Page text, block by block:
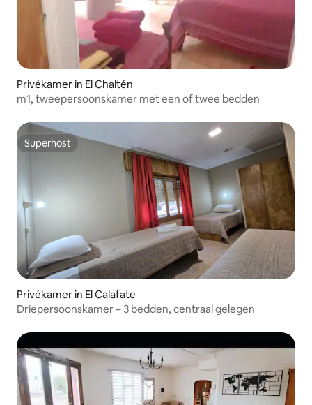
Privékamer in El Chaltén
m1, tweepersoonskamer met een of twee bedden
Superhost
Superhost
Privékamer in El Calafate
Driepersoonskamer – 3 bedden, centraal gelegen